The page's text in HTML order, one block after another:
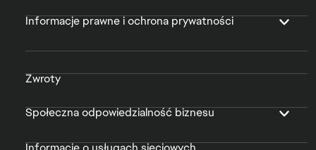
Informacje prawne i ochrona prywatności
Zwroty
Społeczna odpowiedzialność biznesu